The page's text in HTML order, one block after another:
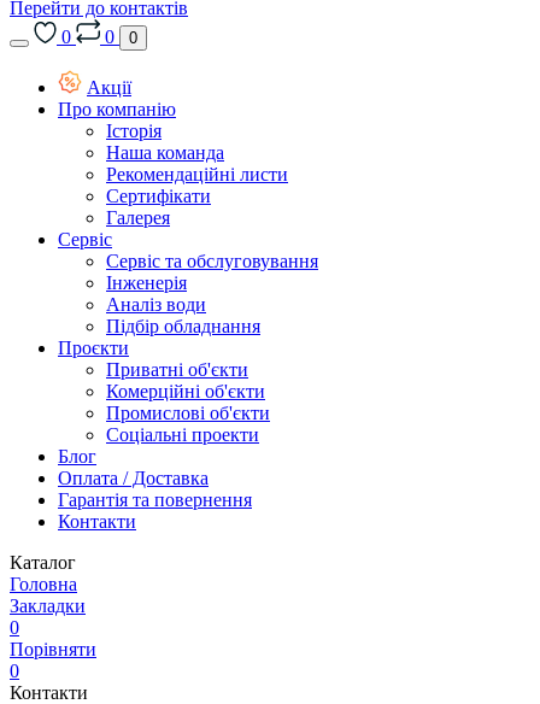
Перейти до контактів
0
0 0
Акції
Про компанію
Історія
Наша команда
Рекомендаційні листи
Сертифікати
Галерея
Сервіс
Сервіс та обслуговування
Інженерія
Аналіз води
Підбір обладнання
Проєкти
Приватні об'єкти
Комерційні об'єкти
Промислові об'єкти
Соціальні проекти
Блог
Оплата / Доставка
Гарантія та повернення
Контакти
Каталог
Головна
Закладки
0
Порівняти
0
Контакти